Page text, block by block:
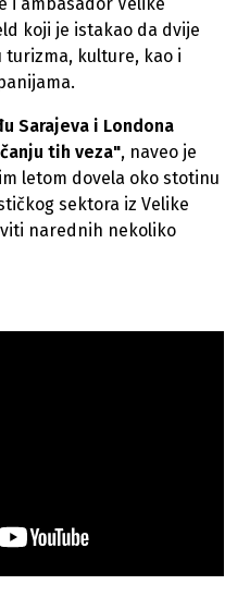
i ambasador Velike
koji je istakao da dvije
turizma, kulture, kao i
Sarajeva i Londona
tih veza", naveo je
letom dovela oko stotinu
sektora iz Velike
narednih nekoliko